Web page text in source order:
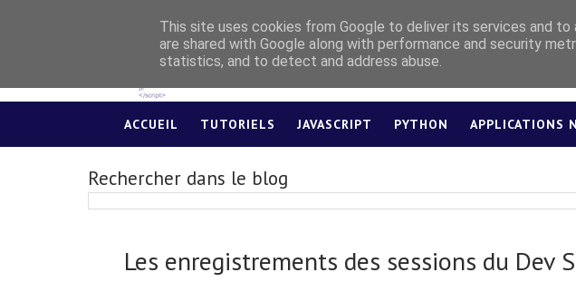
ACCUEIL TUTORIELS JAVASCRIPT PYTHON APPLICATIONS
Rechercher dans le blog
Les enregistrements des sessions du Dev
This site uses cookies from Google to deliver its services and to
are shared with Google along with performance and security
statistics, and to detect and address abuse.